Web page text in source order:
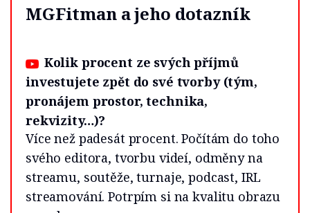
MGFitman a jeho dotazník
Kolik procent ze svých příjmů
investujete zpět do své tvorby (tým,
pronájem prostor, technika,
rekvizity…)?
Více než padesát procent. Počítám do toho
svého editora, tvorbu videí, odměny na
streamu, soutěže, turnaje, podcast, IRL
streamování. Potrpím si na kvalitu obrazu